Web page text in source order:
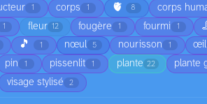
1 corps 1 🫀 8 corps
1 fleur 12 fougère 1 fourmi 1
🎵 1 nœul 5 nourisson 1 œil
pin 1 pissenlit 1 plante 22 plante
visage stylisé 2